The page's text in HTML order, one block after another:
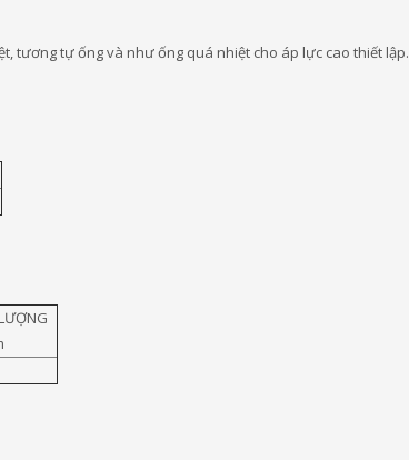
tương tự ống và như ống quá nhiệt cho áp lực cao thiết lập.